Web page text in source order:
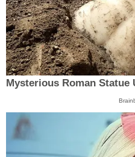
Mysterious Roman Statue